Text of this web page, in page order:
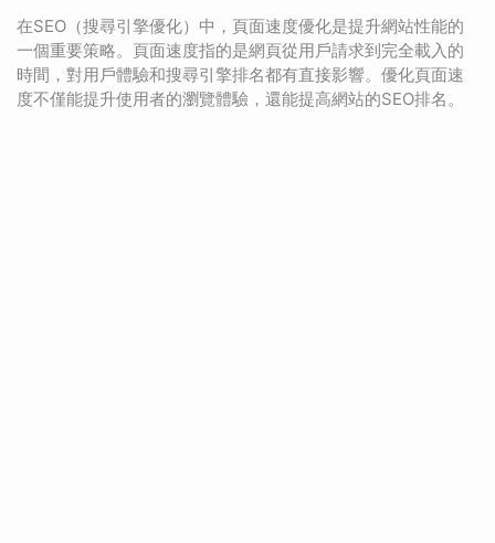
在SEO（搜尋引擎優化）中，頁面速度優化是提升網站性能的
一個重要策略。頁面速度指的是網頁從用戶請求到完全載入的
時間，對用戶體驗和搜尋引擎排名都有直接影響。優化頁面速
度不僅能提升使用者的瀏覽體驗，還能提高網站的SEO排名。